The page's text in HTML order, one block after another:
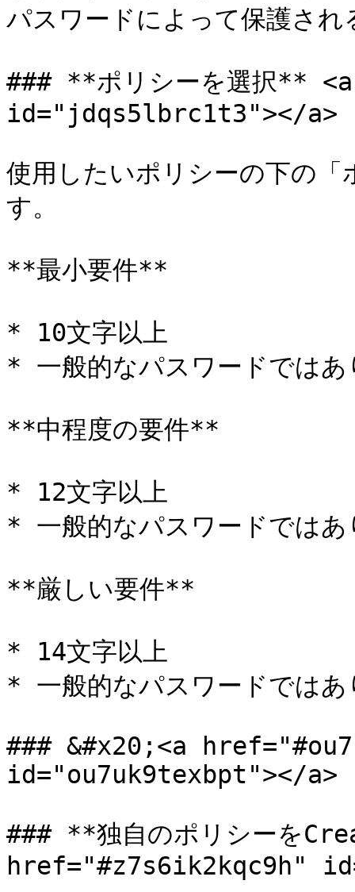
パスワードによって保護さ
### **ポリシーを選択**
id="jdqs5lbrc1t3"></a>
使用したいポリシーの下の
す。
**最小要件**
* 10文字以上
* 一般的なパスワードではあ
**中程度の要件**
* 12文字以上
* 一般的なパスワードではあ
**厳しい要件**
* 14文字以上
* 一般的なパスワードではあ
### &#x20;<a
id="ou7uk9texbpt"></a>
### **独自のポリシーを
href="#z7s6ik2kqc9h"